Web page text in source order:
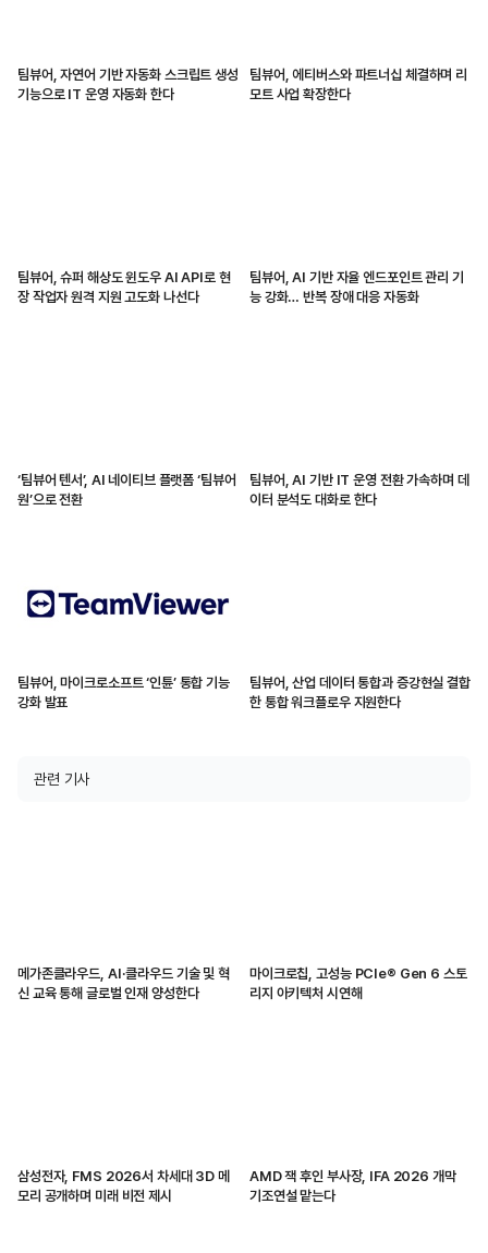
팀뷰어, 자연어 기반 자동화 스크립트 생성
기능으로 IT 운영 자동화 한다
팀뷰어, 에티버스와 파트너십 체결하며 리
모트 사업 확장한다
팀뷰어, 슈퍼 해상도 윈도우 AI API로 현
장 작업자 원격 지원 고도화 나선다
팀뷰어, AI 기반 자율 엔드포인트 관리 기
능 강화… 반복 장애 대응 자동화
‘팀뷰어 텐서’, AI 네이티브 플랫폼 ‘팀뷰어
원’으로 전환
팀뷰어, AI 기반 IT 운영 전환 가속하며 데
이터 분석도 대화로 한다
팀뷰어, 마이크로소프트 ‘인튠’ 통합 기능
강화 발표
팀뷰어, 산업 데이터 통합과 증강현실 결합
한 통합 워크플로우 지원한다
관련 기사
메가존클라우드, AI·클라우드 기술 및 혁
신 교육 통해 글로벌 인재 양성한다
마이크로칩, 고성능 PCIe® Gen 6 스토
리지 아키텍처 시연해
삼성전자, FMS 2026서 차세대 3D 메
모리 공개하며 미래 비전 제시
AMD 잭 후인 부사장, IFA 2026 개막
기조연설 맡는다